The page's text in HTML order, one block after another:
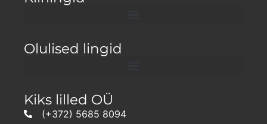
Olulised lingid
Kiks lilled OÜ
(+372) 5685 8094